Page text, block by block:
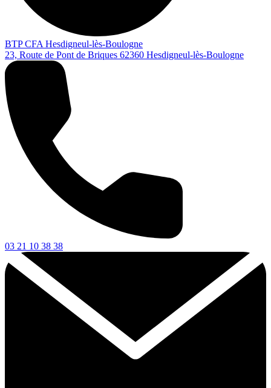
BTP CFA Hesdigneul-lès-Boulogne
23, Route de Pont de Briques 62360 Hesdigneul-lès-Boulogne
03 21 10 38 38